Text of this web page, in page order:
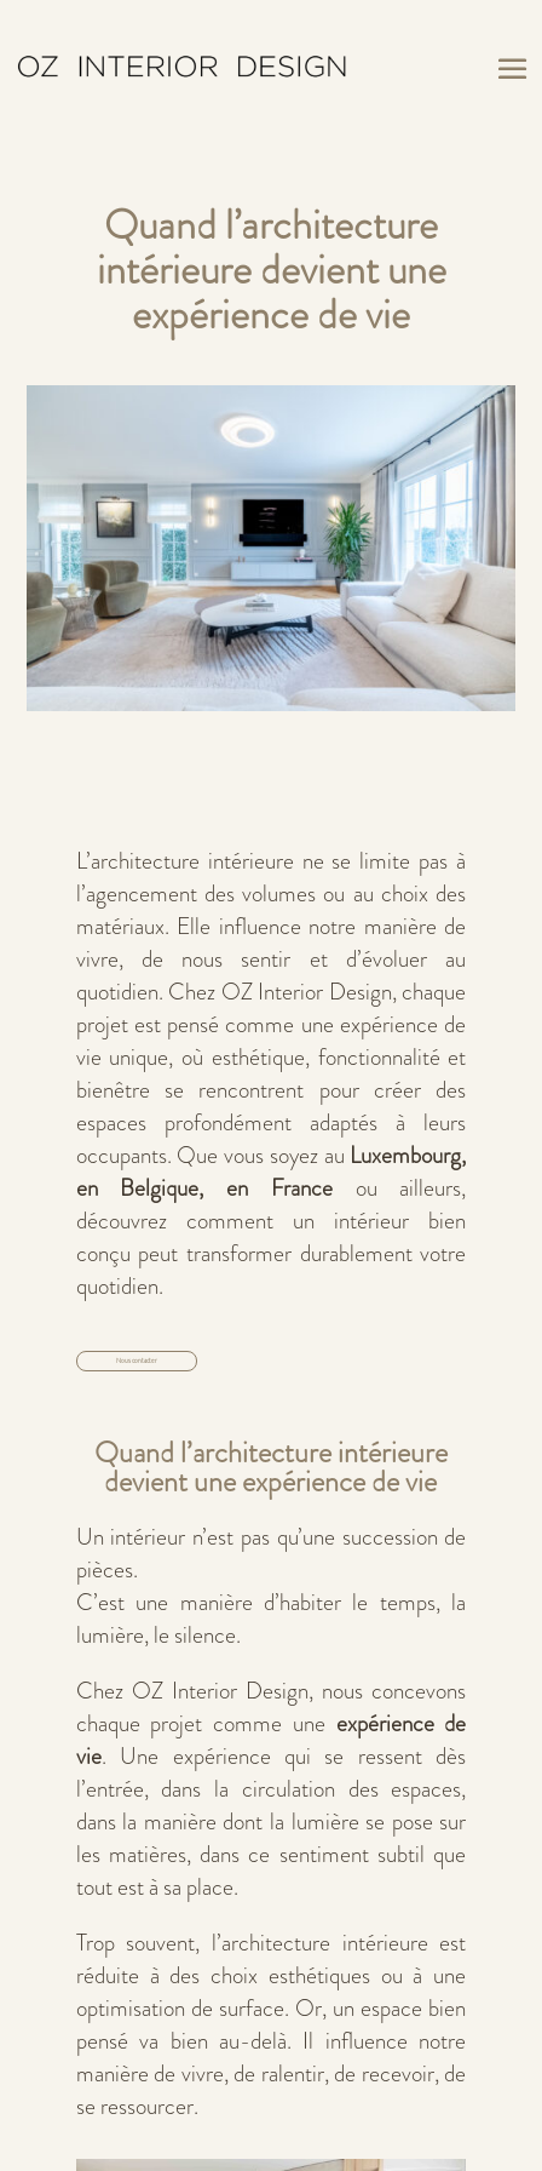
Quand l’architecture
intérieure devient une
expérience de vie
L’architecture intérieure ne se limite pas à
l’agencement des volumes ou au choix des
matériaux. Elle influence notre manière de
vivre, de nous sentir et d’évoluer au
quotidien. Chez OZ Interior Design, chaque
projet est pensé comme une expérience de
vie unique, où esthétique, fonctionnalité et
bienêtre se rencontrent pour créer des
espaces profondément adaptés à leurs
occupants. Que vous soyez au Luxembourg,
en Belgique, en Franceou ailleurs,
découvrez comment un intérieur bien
conçu peut transformer durablement votre
quotidien.
Nous contacter
Quand l’architecture intérieure
devient une expérience de vie
Un intérieur n’est pas qu’une succession de
pièces.
C’est une manière d’habiter le temps, la
lumière, le silence.
Chez OZ Interior Design, nous concevons
chaque projet comme une expérience de
vie. Une expérience qui se ressent dès
l’entrée, dans la circulation des espaces,
dans la manière dont la lumière se pose sur
les matières, dans ce sentiment subtil que
tout est à sa place.
Trop souvent, l’architecture intérieure est
réduite à des choix esthétiques ou à une
optimisation de surface. Or, un espace bien
pensé va bien au-delà. Il influence notre
manière de vivre, de ralentir, de recevoir, de
se ressourcer.